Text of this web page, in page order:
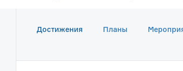
Достижения Планы